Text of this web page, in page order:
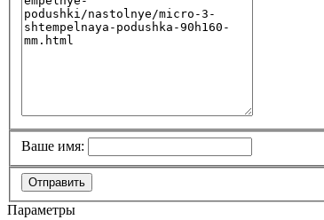
Ваше имя:
Отправить
Параметры